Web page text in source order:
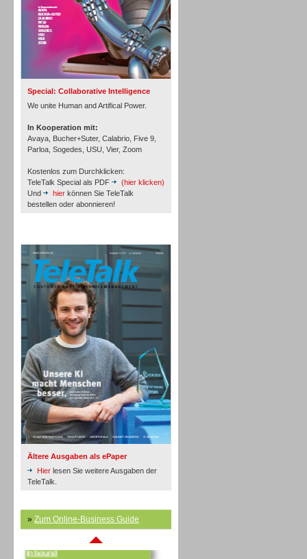
Special: Collaborative Intelligence
We unite Human and Artifical Power.
In Kooperation mit:
Avaya, Bucher+Suter, Calabrio, Five 9,
Parloa, Sogedes, USU, Vier, Zoom
Kostenlos zum Durchklicken:
TeleTalk Special als PDF
(hier klicken)
Und
hier können Sie TeleTalk
bestellen oder abonnieren!
Ältere Ausgaben als ePaper
Hier lesen Sie weitere Ausgaben der
TeleTalk.
» Zum Online-Business Guide
Inbound
Inbound
Inbound